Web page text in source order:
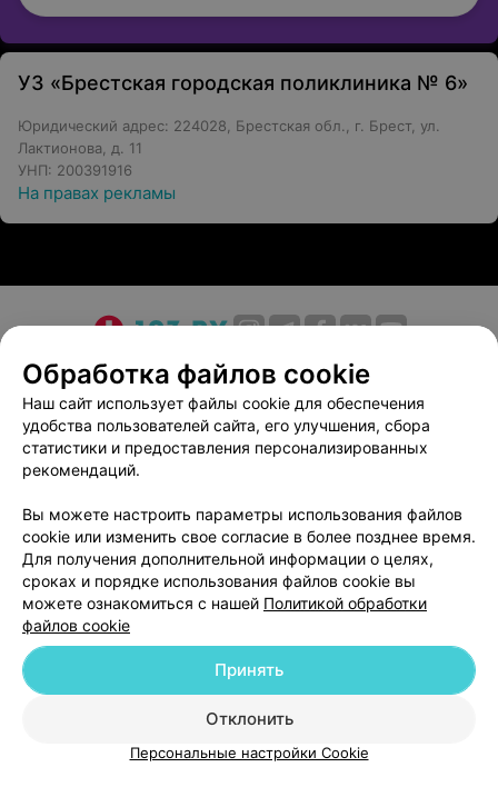
УЗ «Брестская городская поликлиника № 6»
Юридический адрес: 224028, Брестская обл., г. Брест, ул.
Лактионова, д. 11
УНП: 200391916
На правах рекламы
О проекте Новости проекта
Размещение рекламы
Медицинский маркетинг
Публичный договор
Пользовательское соглашение
Способы оплаты
Вакансии
Партнеры
Написать в поддержку
Персональные настройки cookie
Обработка персональных данных
г. Минск, улица Толбухина, 2, пом. 16 | help@103.by
ВЫ ВЛАДЕЛЕЦ?
Обработка файлов cookie
Наш сайт использует файлы cookie для обеспечения
удобства пользователей сайта, его улучшения, сбора
статистики и предоставления персонализированных
рекомендаций.
Вы можете настроить параметры использования файлов
cookie или изменить свое согласие в более позднее время.
Для получения дополнительной информации о целях,
сроках и порядке использования файлов cookie вы
можете ознакомиться с нашей Политикой обработки
файлов cookie
Отклонить
Принять
Персональные настройки Cookie